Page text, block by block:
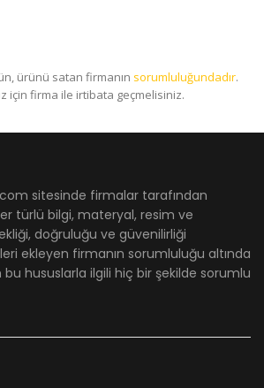
ürünü satan firmanın sorumluluğundadır.
için firma ile irtibata geçmelisiniz.
sitesinde firmalar tarafından
türlü bilgi, materyal, resim ve
doğruluğu ve güvenilirliği
ekleyen firmanın sorumluluğu altında
hususlarla ilgili hiç bir şekilde sorumlu